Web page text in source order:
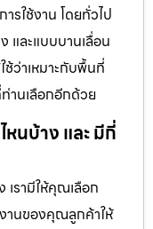
รใช้งาน โดยทั่วไป
และแบบบานเลื่อน
ว่าเหมาะกับพื้นที่
านเลือกอีกด้วย
นบ้าง และ มีกี่
รามีให้คุณเลือก
านของคุณลูกค้าให้